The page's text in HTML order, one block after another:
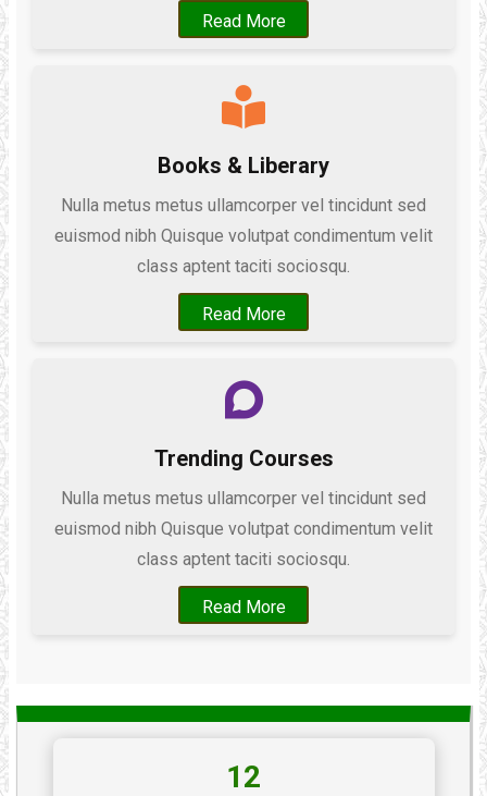
Read More
Books & Liberary
Nulla metus metus ullamcorper vel tincidunt sed
euismod nibh Quisque volutpat condimentum velit
class aptent taciti sociosqu.
Read More
Trending Courses
Nulla metus metus ullamcorper vel tincidunt sed
euismod nibh Quisque volutpat condimentum velit
class aptent taciti sociosqu.
Read More
12